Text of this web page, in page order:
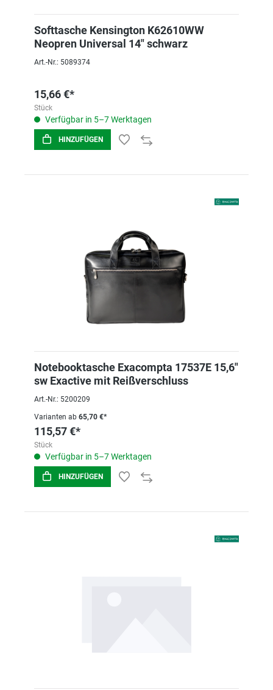
Softtasche Kensington K62610WW
Neopren Universal 14" schwarz
Art.-Nr.: 5089374
15,66 €*
Stück
Verfügbar in 5–7 Werktagen
HINZUFÜGEN
Notebooktasche Exacompta 17537E 15,6"
sw Exactive mit Reißverschluss
Art.-Nr.: 5200209
Varianten ab 65,70 €*
115,57 €*
Stück
Verfügbar in 5–7 Werktagen
HINZUFÜGEN